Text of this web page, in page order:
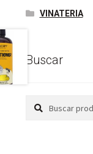
VINATERIA
Buscar
Buscar
Buscar